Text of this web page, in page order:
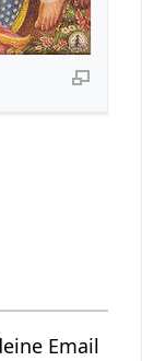
Email